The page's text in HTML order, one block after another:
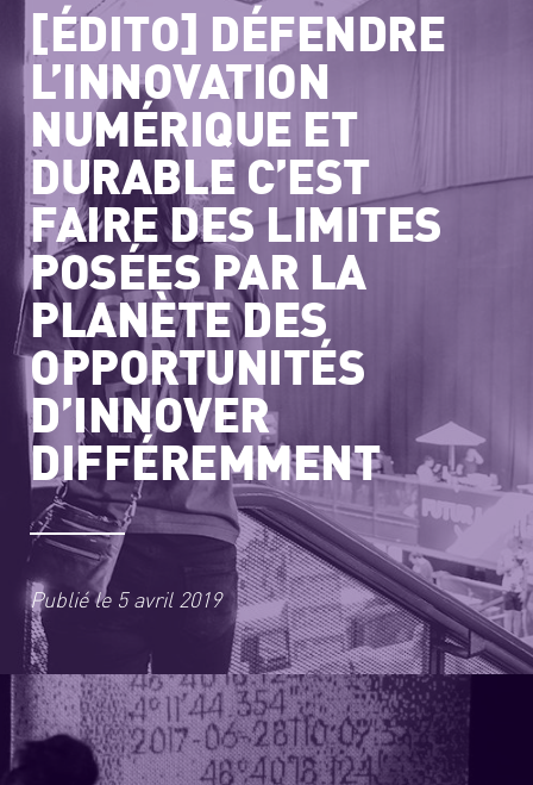
[ÉDITO] DÉFENDRE
L’INNOVATION
NUMÉRIQUE ET
DURABLE C’EST
FAIRE DES LIMITES
POSÉES PAR LA
PLANÈTE DES
OPPORTUNITÉS
D’INNOVER
DIFFÉREMMENT
Publié le 5 avril 2019